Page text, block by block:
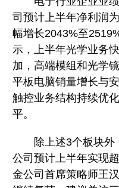
司预计上半年净利润
幅增长2043%至
示，上半年光学业务
加，高端模组和光学
平板电脑销量增长与
触控业务结构持续优
平。
除上述3个板块外
公司预计上半年实现
金公司首席策略师王